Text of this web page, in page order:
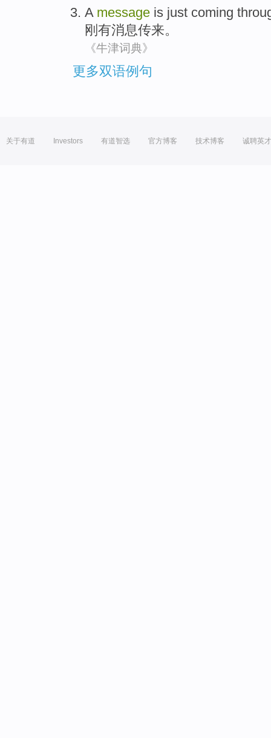
A message is just coming
刚 有消息传来。
《牛津词典》
更多双语例句
关于有道 Investors 有道智选 官方博客 技术博客 诚聘英才